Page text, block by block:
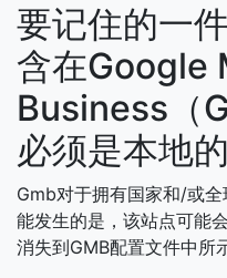
要记住的一
含在Google
Business（
必须是本地的
Gmb对于拥有国家和/或
能发生的是，该站点可能
消失到GMB配置文件中所